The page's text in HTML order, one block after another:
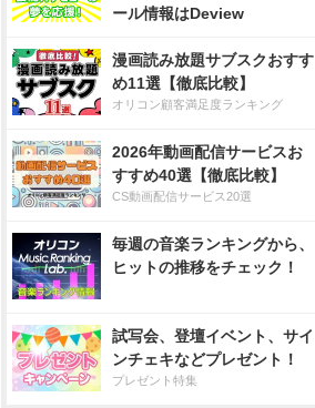
ール情報はDeview
漫画読み放題サブスクおすす
め11選【徹底比較】
オリコン顧客満足度ランキング
2026年動画配信サービスお
すすめ40選【徹底比較】
CS動画配信サービス20選
毎週の音楽ランキングから、
ヒットの推移をチェック！
試写会、登壇イベント、サイ
ンチェキなどプレゼント！
プレゼント特集